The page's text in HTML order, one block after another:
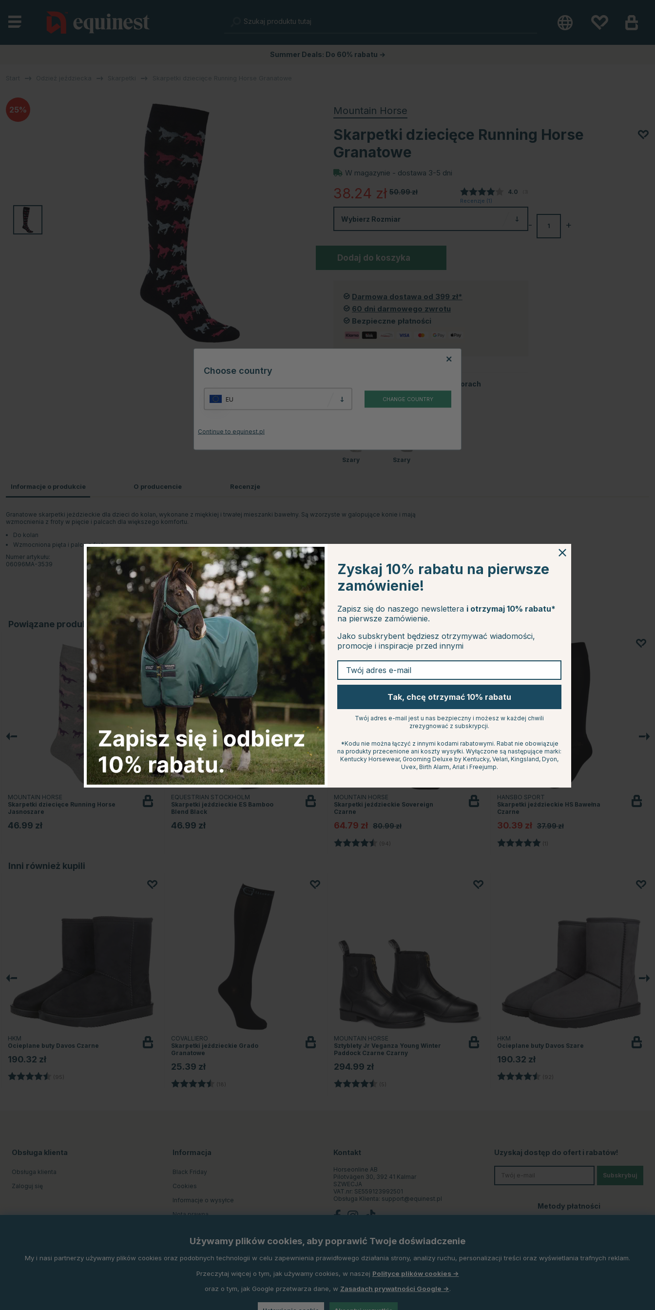
Summer Deals: Do 60% rabatu →
25% Mountain Horse
Skarpetki dziecięce Running Horse
Granatowe
W magazynie - dostawa 3-5 dni
50.99zł
38.24 zł Średnia ocena:
4.0
Recenzje (1)
Wybierz Rozmiar +
-
Dodaj do koszyka
Darmowa dostawa od 399 zł*
60 dni darmowego zwrotu
Bezpieczne płatności
Produkt dostępny również w tych kolorach
Szary Szary
Informacje o produkcie
Granatowe skarpetki jeździeckie dla dzieci do kolan, wykonane z miękkiej i trwałej mieszanki bawełny. Są wzorzyste w galopujące konie i mają
wzmocnienia z froty w pięcie i palcach dla większego komfortu.
Do kolan
Wzmocniona pięta i palce z froty
Numer artykułu:
06096MA-3539
O producencie Recenzje
Powiązane produkty
MOUNTAIN HORSE
Skarpetki dziecięce Running Horse
Jasnoszare
46.99 zł
EQUESTRIAN STOCKHOLM
Skarpetki jeździeckie ES Bamboo
Blend Black
46.99 zł
20
MOUNTAIN HORSE
Skarpetki jeździeckie Sovereign
Czarne
64.79 zł 80.99 zł
Ocena: (94)
HANSBO SPORT
Skarpetki jeździeckie HS Bawełna
Czarne
30.39 zł 37.99 zł
Ocena: (1)
Inni również kupili
HKM
Ocieplane buty Davos Czarne
190.32 zł
Ocena: (95)
COVALLIERO
Skarpetki jeździeckie Grado
Granatowe
25.39 zł
Ocena: (18)
MOUNTAIN HORSE
Sztyblety Jr Veganza Young Winter
Paddock Czarne Czarny
294.99 zł
Ocena: (5)
HKM
Ocieplane buty Davos Szare
190.32 zł
Ocena: (92)
Obsługa klienta
Obsługa klienta
Zaloguj się
Informacja
Black Friday
Cookies
Informacje o wysyłce
Nota prawna
Regulamin sklepu
Kontakt
Horseonline AB
Pilotvägen 30, 392 41 Kalmar
SZWECJA
VAT.nr: SE559123992501
Obsługa Klienta: support@equinest.pl
Uzyskaj dostęp do ofert i rabatów!
Subskrybuj
Metody płatności
Używamy plików cookies, aby poprawić Twoje doświadczenie
My i nasi partnerzy używamy plików cookies oraz podobnych technologii w celu zapewnienia prawidłowego działania strony, analizy ruchu, personalizacji treści oraz wyświetlania trafnych reklam.
Przeczytaj więcej o tym, jak używamy cookies, w naszej Polityce plików cookies →
oraz o tym, jak Google przetwarza dane, w Zasadach prywatności Google →.
Choose country
EU CHANGE COUNTRY
Continue to equinest.pl
Zyskaj 10% rabatu na pierwsze
zamówienie!
Zapisz się do naszego newslettera i otrzymaj 10% rabatu*
na pierwsze zamówienie.
Jako subskrybent będziesz otrzymywać wiadomości,
promocje i inspiracje przed innymi
Twój adres e-mail
Tak, chcę otrzymać 10% rabatu
Twój adres e-mail jest u nas bezpieczny i możesz w każdej chwili
zrezygnować z subskrypcji.
*Kodu nie można łączyć z innymi kodami rabatowymi. Rabat nie obowiązuje
na produkty przecenione ani koszty wysyłki. Wyłączone są następujące marki:
Kentucky Horsewear, Grooming Deluxe by Kentucky, Velari, Kingsland, Dyon,
Uvex, Birth Alarm, Ariat i Freejump.